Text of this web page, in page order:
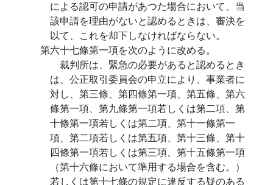
による認可の申請があつた場合において、当
該申請を理由がないと認めるときは、審決を
以て、これを却下しなければならない。
第六十七條第一項を次のように改める。
裁判所は、緊急の必要があると認めるとき
は、公正取引委員会の申立により、事業者に
対し、第三條、第四條第一項、第五條、第六
條第一項、第九條第一項若しくは第二項、第
十條第一項若しくは第二項、第十一條第一
項、第二項若しくは第五項、第十三條、第十
四條第一項若しくは第三項、第十五條第一項
（第十六條において準用する場合を含む。）
若しくは第十七條の規定に違反する疑のある